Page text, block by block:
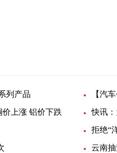
列产品
上涨 铝价下跌
云南